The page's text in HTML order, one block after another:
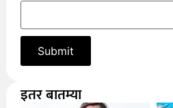
इतर बातम्या